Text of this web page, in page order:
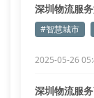
深圳物流服
#智慧城市
2025-05-26
深圳物流服